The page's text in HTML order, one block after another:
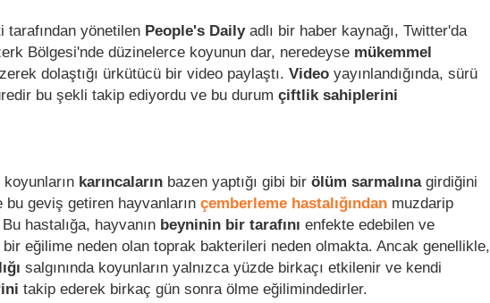
tarafından yönetilen People's Daily adlı bir haber kaynağı, Twitter'da
Bölgesi'nde düzinelerce koyunun dar, neredeyse mükemmel
dolaştığı ürkütücü bir video paylaştı. Video yayınlandığında, sürü
bu şekli takip ediyordu ve bu durum çiftlik sahiplerini
karıncaların bazen yaptığı gibi bir ölüm sarmalına girdiğini
geviş getiren hayvanların çemberleme hastalığından muzdarip
hastalığa, hayvanın beyninin bir tarafını enfekte edebilen ve
eğilime neden olan toprak bakterileri neden olmakta. Ancak genellikle,
salgınında koyunların yalnızca yüzde birkaçı etkilenir ve kendi
takip ederek birkaç gün sonra ölme eğilimindedirler.